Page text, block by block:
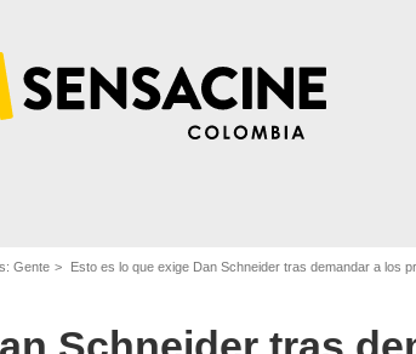
Gente Esto es lo que exige Dan Schneider tras demandar a los